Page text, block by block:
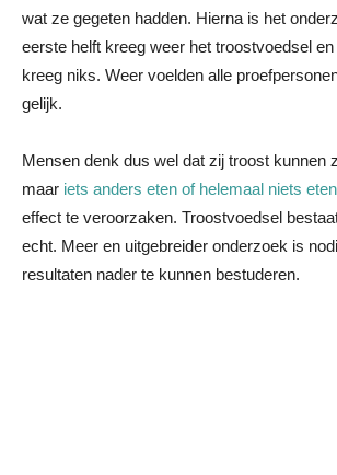
wat ze gegeten hadden. Hierna is het
eerste helft kreeg weer het troostvoedsel
kreeg niks. Weer voelden alle
gelijk.
Mensen denk dus wel dat zij troost kunnen
maar iets anders eten of helemaal niets eten
effect te veroorzaken. Troostvoedsel
echt. Meer en uitgebreider onderzoek is
resultaten nader te kunnen bestuderen.